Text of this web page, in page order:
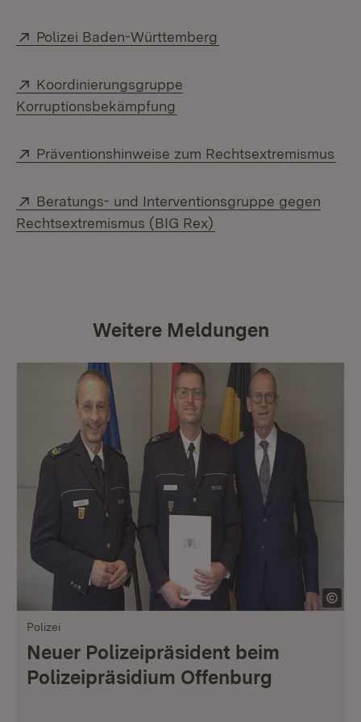
Extern:
Polizei Baden-Württemberg
Extern:
Koordinierungsgruppe
Korruptionsbekämpfung
Extern:
Präventionshinweise zum Rechtsextremismus
Extern:
Beratungs- und Interventionsgruppe gegen
Rechtsextremismus (BIG Rex)
Weitere Meldungen
Polizei
Neuer Polizeipräsident beim
Polizeipräsidium Offenburg